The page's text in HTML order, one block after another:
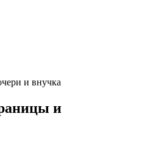
и внучка
и